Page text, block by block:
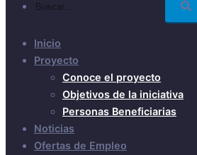
Inicio
Proyecto
Conoce el proyecto
Objetivos de la iniciativa
Personas Beneficiarias
Noticias
Ofertas de Empleo